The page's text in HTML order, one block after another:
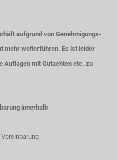
aufgrund von Genehmigungs-
mehr weiterführen. Es ist leider
mit Gutachten etc. zu
innerhalb